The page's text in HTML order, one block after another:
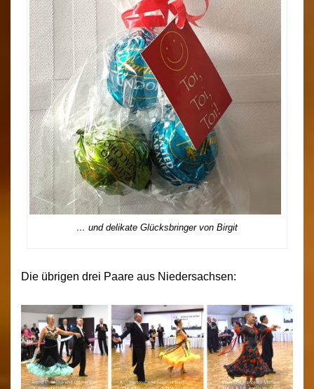
… und delikate Glücksbringer von Birgit
Die übrigen drei Paare aus Niedersachsen: